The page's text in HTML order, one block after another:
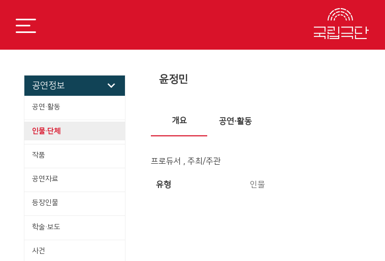
공연정보
공연·활동
인물·단체
작품
공연자료
등장인물
학술·보도
사건
윤정민
개요 공연·활동
프로듀서 , 주최/주관
유형 인물